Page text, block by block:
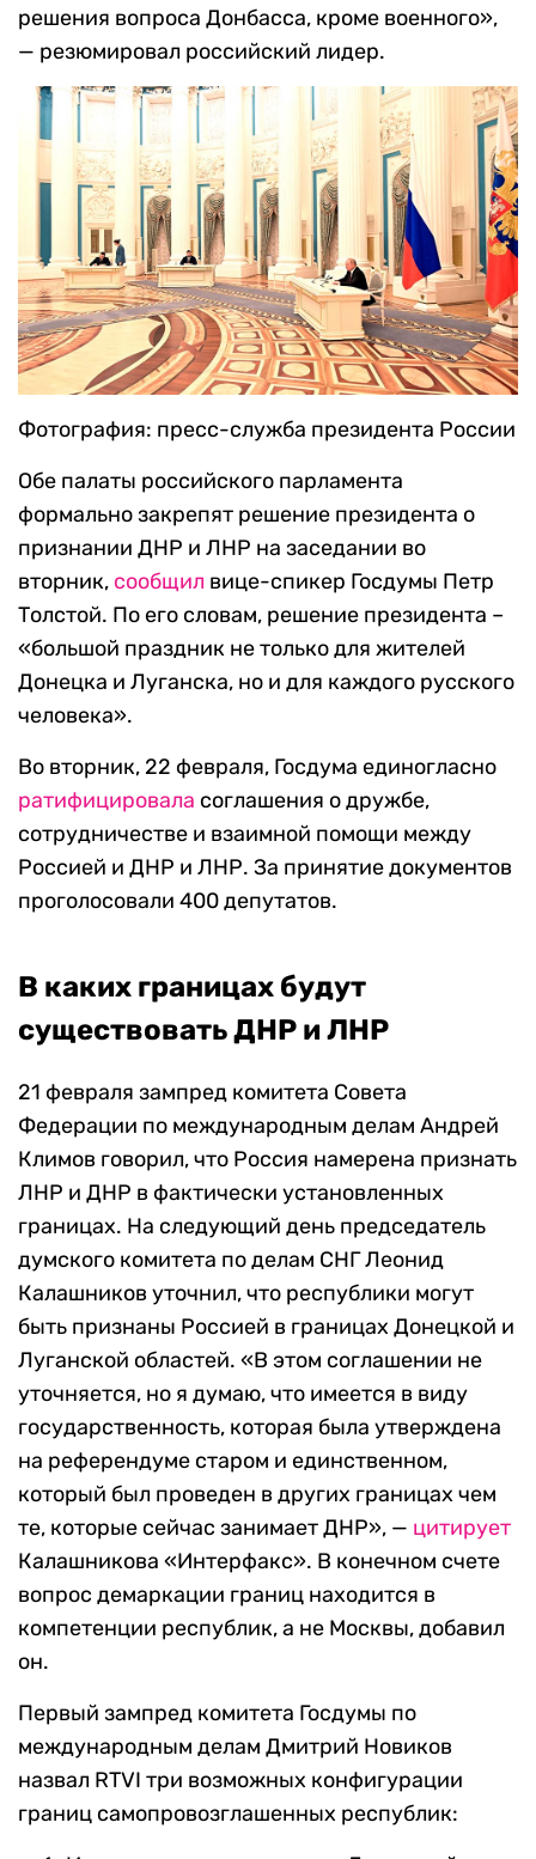
решения вопроса Донбасса, кроме военного»,
— резюмировал российский лидер.
Фотография: пресс-служба президента России
Обе палаты российского парламента
формально закрепят решение президента о
признании ДНР и ЛНР на заседании во
вторник, сообщил вице-спикер Госдумы Петр
Толстой. По его словам, решение президента –
«большой праздник не только для жителей
Донецка и Луганска, но и для каждого русского
человека».
Во вторник, 22 февраля, Госдума единогласно
ратифицировала соглашения о дружбе,
сотрудничестве и взаимной помощи между
Россией и ДНР и ЛНР. За принятие документов
проголосовали 400 депутатов.
В каких границах будут
существовать ДНР и ЛНР
21 февраля зампред комитета Совета
Федерации по международным делам Андрей
Климов говорил, что Россия намерена признать
ЛНР и ДНР в фактически установленных
границах. На следующий день председатель
думского комитета по делам СНГ Леонид
Калашников уточнил, что республики могут
быть признаны Россией в границах Донецкой и
Луганской областей. «В этом соглашении не
уточняется, но я думаю, что имеется в виду
государственность, которая была утверждена
на референдуме старом и единственном,
который был проведен в других границах чем
те, которые сейчас занимает ДНР», — цитирует
Калашникова «Интерфакс». В конечном счете
вопрос демаркации границ находится в
компетенции республик, а не Москвы, добавил
он.
Первый зампред комитета Госдумы по
международным делам Дмитрий Новиков
назвал RTVI три возможных конфигурации
границ самопровозглашенных республик: